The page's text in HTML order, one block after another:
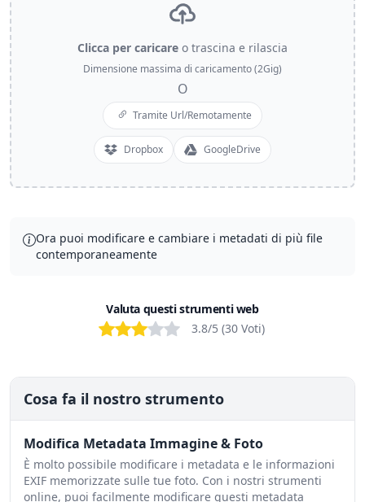
Clicca per caricare o trascina e rilascia
Dimensione massima di caricamento (2Gig)
O
Tramite Url/Remotamente
Dropbox GoogleDrive
Ora puoi modificare e cambiare i metadati di più file
contemporaneamente
Valuta questi strumenti web
BadPoorOKGoodExcellent
3.8/5 (30 Voti)
Cosa fa il nostro strumento
Modifica Metadata Immagine & Foto
È molto possibile modificare i metadata e le informazioni
EXIF memorizzate sulle tue foto. Con i nostri strumenti
online, puoi facilmente modificare questi metadata